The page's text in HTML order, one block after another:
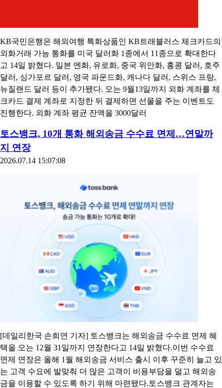
KB국민은행은 해외여행 특화상품인 KB트래블러스 체크카드의
외화거래 가능 통화를 미국 달러화 1종에서 11종으로 확대한다
고 14일 밝혔다. 일본 엔화, 유로화, 중국 위안화, 홍콩 달러, 호주
달러, 싱가포르 달러, 영국 파운드화, 캐나다 달러, 스위스 프랑,
뉴질랜드 달러 등이 추가됐다. 오는 9월13일까지 외화 계좌를 체
크카드 결제 계좌로 지정한 뒤 결제하면 선물을 주는 이벤트도
진행한다. 외화 계좌 평균 잔액을 3000달러
토스뱅크, 10개 통화 해외송금 수수료 면제…연말까
지 연장
2026.07.14 15:07:08
[데일리한국 손희연 기자] 토스뱅크는 해외송금 수수료 면제 혜
택을 오는 12월 31일까지 연장한다고 14일 밝혔다.이번 수수료
면제 연장은 올해 1월 해외송금 서비스 출시 이후 꾸준히 늘고 있
는 고객 수요에 발맞춰 더 많은 고객이 비용부담을 덜고 해외송
금을 이용할 수 있도록 하기 위해 마련됐다.토스뱅크 관계자는